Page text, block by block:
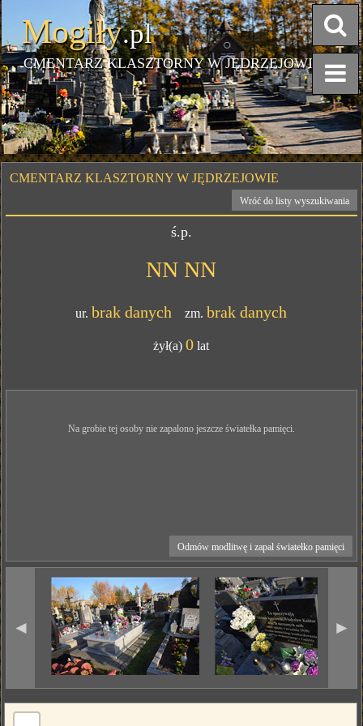
Mogiły.pl
CMENTARZ KLASZTORNY W JĘDRZEJOWIE
CMENTARZ KLASZTORNY W JĘDRZEJOWIE
Wróć do listy wyszukiwania
ś.p.
NN NN
ur. brak danych zm. brak danych
żył(a)0 lat
Na grobie tej osoby nie zapalono jeszcze światełka pamięci.
Odmów modlitwę i zapal światełko pamięci
◄ ►